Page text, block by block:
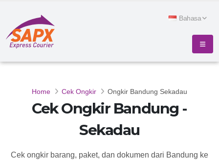
Bahasa
Home Cek Ongkir Ongkir Bandung Sekadau
Cek Ongkir Bandung -
Sekadau
Cek ongkir barang, paket, dan dokumen dari Bandung ke